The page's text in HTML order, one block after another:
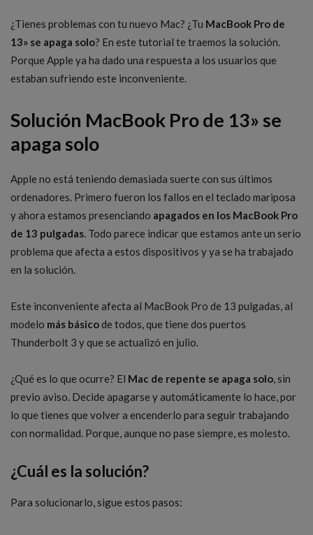
¿Tienes problemas con tu nuevo Mac? ¿Tu MacBook Pro de
13» se apaga solo? En este tutorial te traemos la solución.
Porque Apple ya ha dado una respuesta a los usuarios que
estaban sufriendo este inconveniente.
Solución MacBook Pro de 13» se
apaga solo
Apple no está teniendo demasiada suerte con sus últimos
ordenadores. Primero fueron los fallos en el teclado mariposa
y ahora estamos presenciando apagados en los MacBook Pro
de 13 pulgadas . Todo parece indicar que estamos ante un serio
problema que afecta a estos dispositivos y ya se ha trabajado
en la solución.
Este inconveniente afecta al MacBook Pro de 13 pulgadas, al
modelo más básicode todos, que tiene dos puertos
Thunderbolt 3 y que se actualizó en julio.
¿Qué es lo que ocurre? El Mac de repente se apaga solo , sin
previo aviso. Decide apagarse y automáticamente lo hace, por
lo que tienes que volver a encenderlo para seguir trabajando
con normalidad. Porque, aunque no pase siempre, es molesto.
¿Cuál es la solución?
Para solucionarlo, sigue estos pasos: